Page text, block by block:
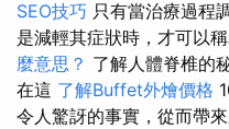
SEO技巧 只有當治療過程
是減輕其症狀時，才可以
麼意思？ 了解人體脊椎的
在這 了解Buffet外燴價格
令人驚訝的事實，從而帶